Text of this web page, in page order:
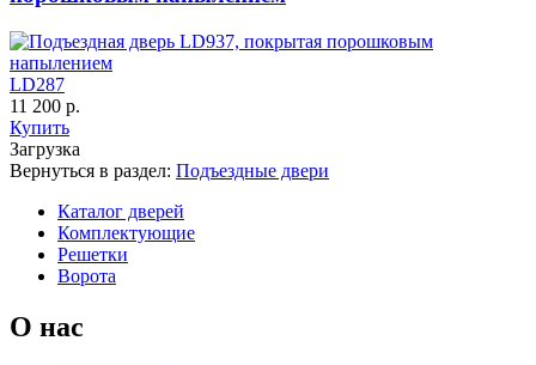
Порошковое напыление
LD287
11 200 р.
Купить
Загрузка
Вернуться в раздел: Подъездные двери
Каталог дверей
Комплектующие
Решетки
Ворота
О нас